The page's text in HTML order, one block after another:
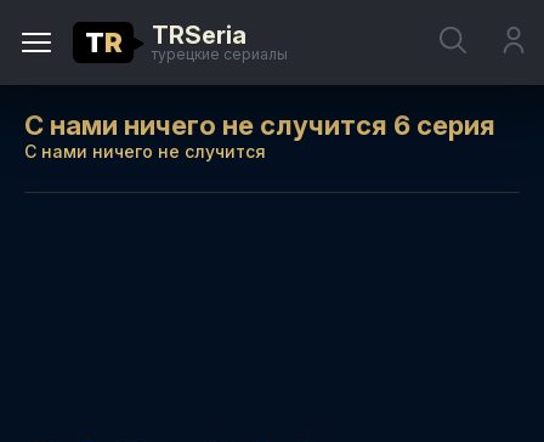
TR TRSeria
турецкие сериалы
С нами ничего не случится 6 серия
С нами ничего не случится